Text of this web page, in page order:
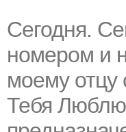
Сегодня.
номером и
моему
Тебя